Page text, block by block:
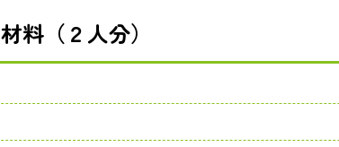
材料（２人分）